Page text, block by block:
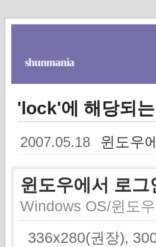
shunmania
'lock'에 해당되는
2007.05.18 윈도우
윈도우에서 로
Windows OS/윈도
336x280(권장),